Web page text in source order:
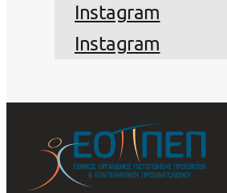
Instagram
Instagram